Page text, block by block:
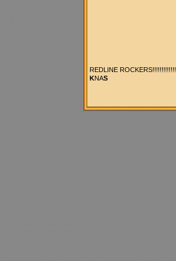
REDLINE ROCKERS!!!!!!!!!!!!!
KNAS